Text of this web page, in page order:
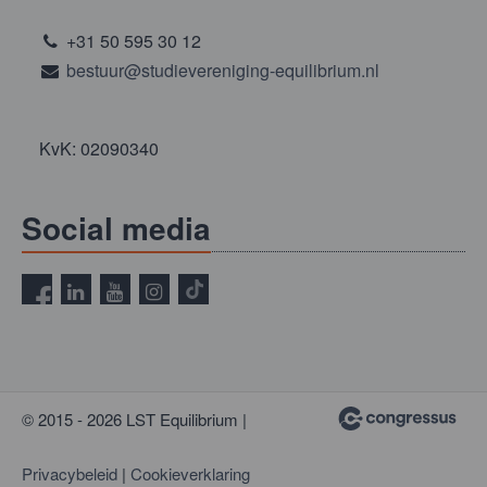
+31 50 595 30 12
bestuur@studievereniging-equilibrium.nl
KvK: 02090340
Social media
© 2015 - 2026 LST Equilibrium |
Privacybeleid | Cookieverklaring